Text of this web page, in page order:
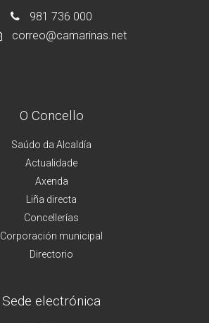
981 736 000
correo@camarinas.net
O Concello
Saúdo da Alcaldía
Actualidade
Axenda
Liña directa
Concellerías
Corporación municipal
Directorio
Sede electrónica